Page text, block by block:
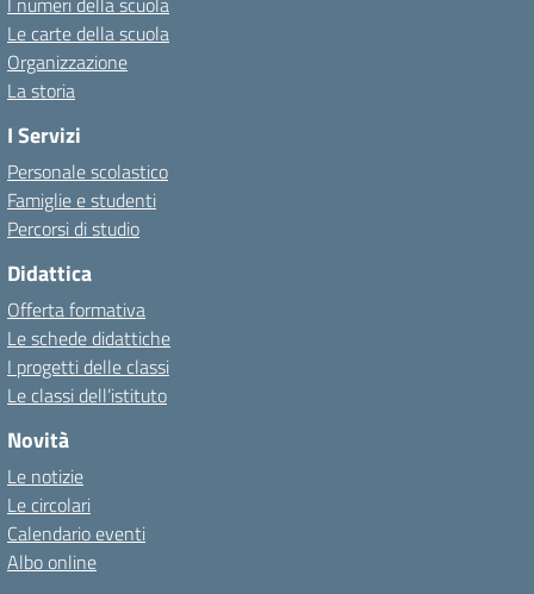
Le carte della scuola
Organizzazione
La storia
I Servizi
Personale scolastico
Famiglie e studenti
Percorsi di studio
Didattica
Offerta formativa
Le schede didattiche
I progetti delle classi
Le classi dell’istituto
Novità
Le notizie
Le circolari
Calendario eventi
Albo online